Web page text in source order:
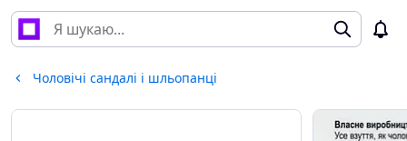
Чоловічі сандалі і шльопанці